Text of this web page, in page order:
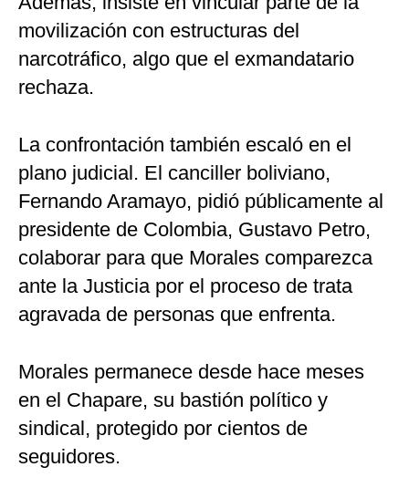
movilización con estructuras del
narcotráfico, algo que el exmandatario
rechaza.
La confrontación también escaló en el
plano judicial. El canciller boliviano,
Fernando Aramayo, pidió públicamente al
presidente de Colombia, Gustavo Petro,
colaborar para que Morales comparezca
ante la Justicia por el proceso de trata
agravada de personas que enfrenta.
Morales permanece desde hace meses
en el Chapare, su bastión político y
sindical, protegido por cientos de
seguidores.